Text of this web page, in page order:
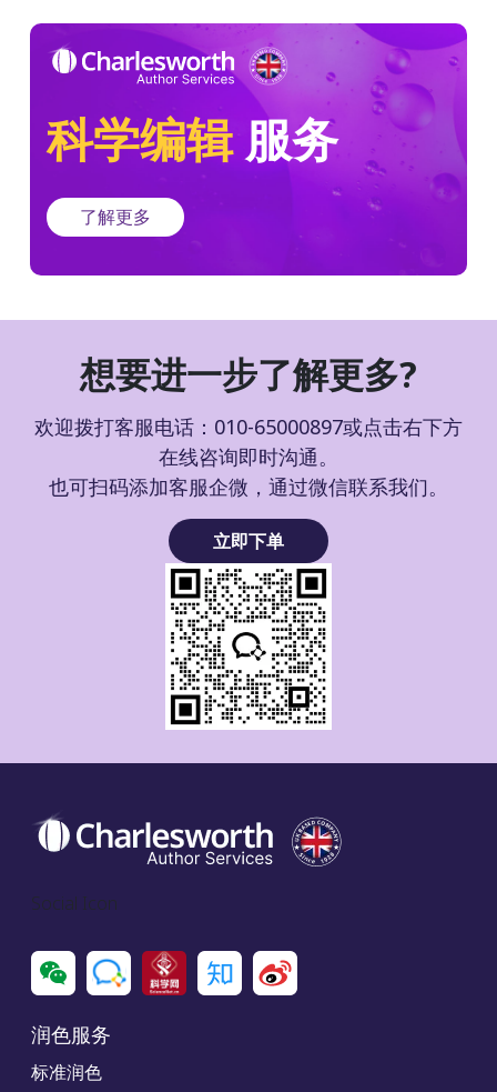
科学编辑服务
了解更多
想要进一步了解更多?
欢迎拨打客服电话：010-65000897或点击右下方
在线咨询即时沟通。
也可扫码添加客服企微，通过微信联系我们。
立即下单
Social Icon
润色服务
标准润色